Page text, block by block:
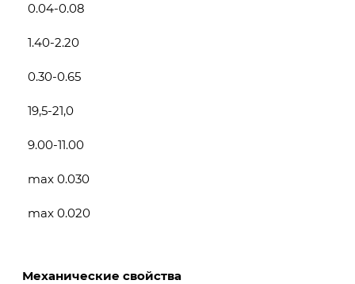
0.04-0.08
1.40-2.20
0.30-0.65
19,5-21,0
9.00-11.00
max 0.030
max 0.020
Механические свойства